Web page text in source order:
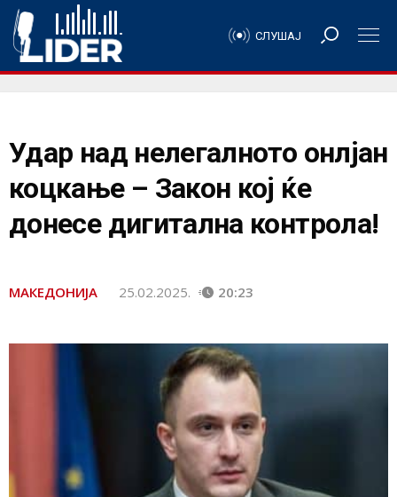
СЛУШАЈ
Удар над нелегалното онлјан
коцкање – Закон кој ќе
донесе дигитална контрола!
МАКЕДОНИЈА 25.02.2025. 20:23